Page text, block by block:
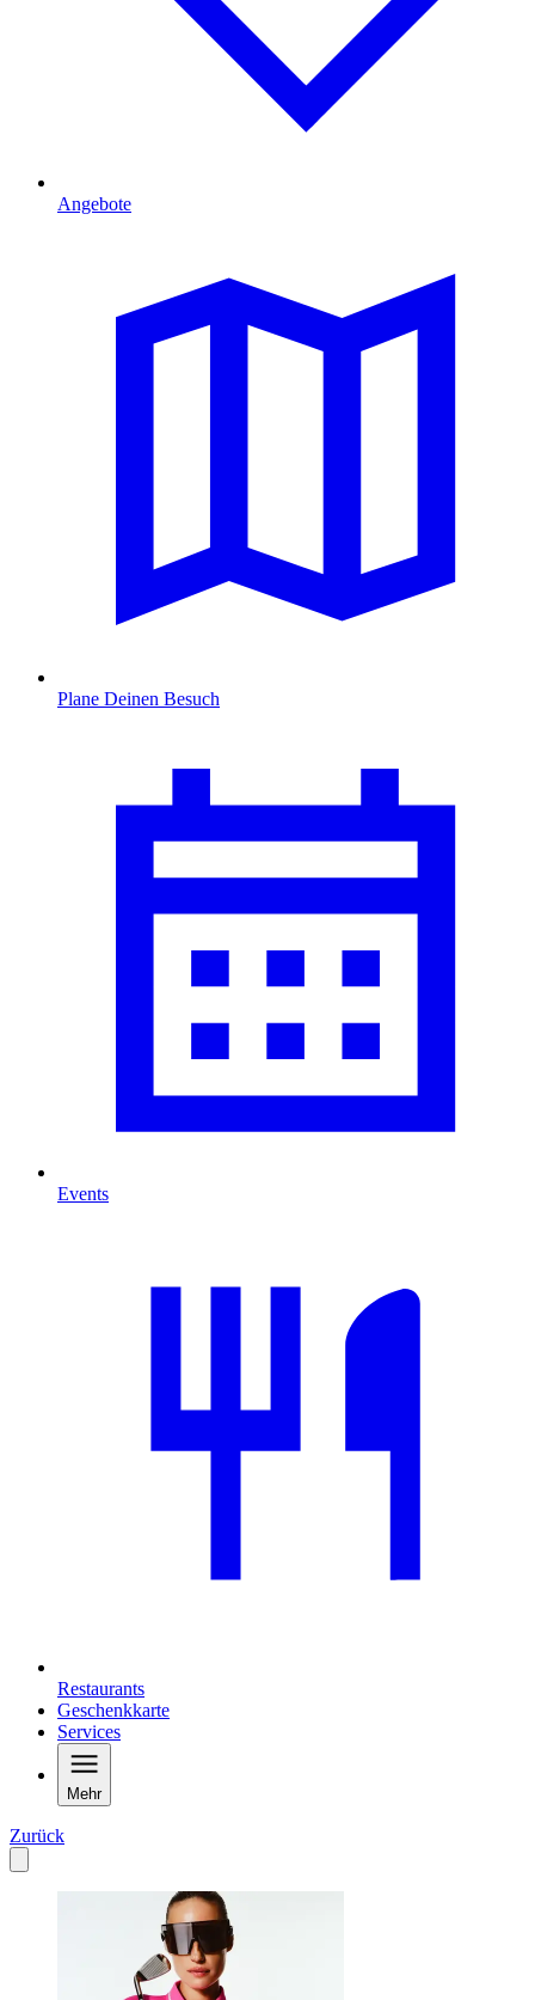
Angebote
Plane Deinen Besuch
Events
Restaurants
Geschenkkarte
Services
Mehr
Zurück